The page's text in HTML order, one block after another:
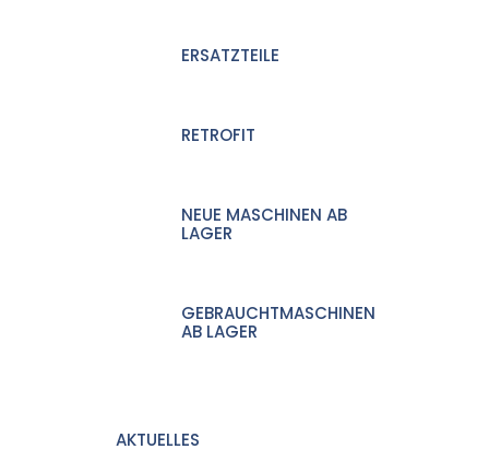
ERSATZTEILE
RETROFIT
NEUE MASCHINEN AB
LAGER
GEBRAUCHTMASCHINEN
AB LAGER
AKTUELLES